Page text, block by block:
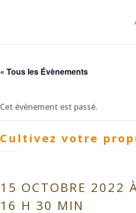
« Tous les Évènements
Cet évènement est passé.
Cultivez votre
15 OCTOBRE 2022
16 H 30 MIN